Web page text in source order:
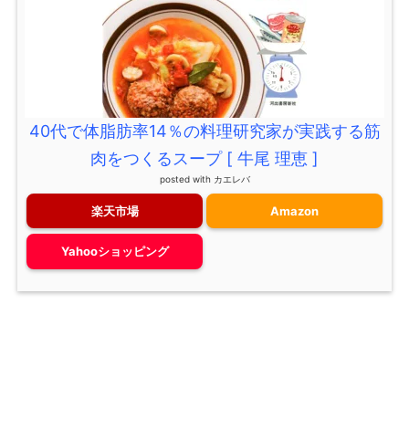
40代で体脂肪率14％の料理研究家が実践する筋
肉をつくるスープ [ 牛尾 理恵 ]
posted with カエレバ
楽天市場 Amazon
Yahooショッピング